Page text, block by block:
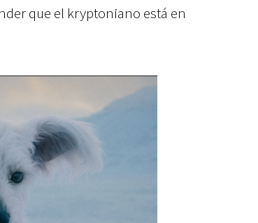
que el kryptoniano está en